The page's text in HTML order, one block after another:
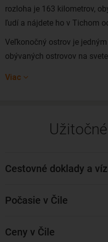
rozloha je 163 kilometrov,
ľudí a nájdete ho v Tichom
Veľkonočný ostrov je
obývaných ostrovov na
malé piesočné pláže, ktoré
známych sôch moai
Lacné letenky na
ťažko. Keďže ide o extrémne
prestupoch. Lietajú sem
Viac
Cestovné doklady a
Počasie v Čile
Ceny v Čile